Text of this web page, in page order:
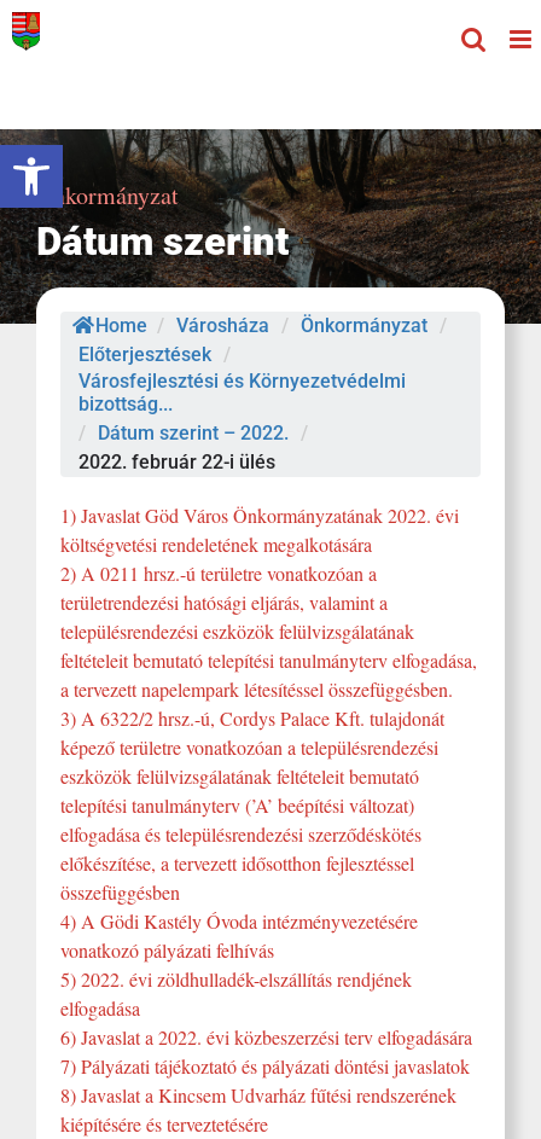
Eszköztár megnyitása
Kihagyás
Önkormányzat
Dátum szerint
Home / Városháza / Önkormányzat /
Előterjesztések /
Városfejlesztési és Környezetvédelmi
bizottság...
/ Dátum szerint – 2022.
/
2022. február 22-i ülés
1) Javaslat Göd Város Önkormányzatának 2022. évi
költségvetési rendeletének megalkotására
2) A 0211 hrsz.-ú területre vonatkozóan a
területrendezési hatósági eljárás, valamint a
településrendezési eszközök felülvizsgálatának
feltételeit bemutató telepítési tanulmányterv elfogadása,
a tervezett napelempark létesítéssel összefüggésben.
3) A 6322/2 hrsz.-ú, Cordys Palace Kft. tulajdonát
képező területre vonatkozóan a településrendezési
eszközök felülvizsgálatának feltételeit bemutató
telepítési tanulmányterv (’A’ beépítési változat)
elfogadása és településrendezési szerződéskötés
előkészítése, a tervezett idősotthon fejlesztéssel
összefüggésben
4) A Gödi Kastély Óvoda intézményvezetésére
vonatkozó pályázati felhívás
5) 2022. évi zöldhulladék-elszállítás rendjének
elfogadása
6) Javaslat a 2022. évi közbeszerzési terv elfogadására
7) Pályázati tájékoztató és pályázati döntési javaslatok
8) Javaslat a Kincsem Udvarház fűtési rendszerének
kiépítésére és terveztetésére